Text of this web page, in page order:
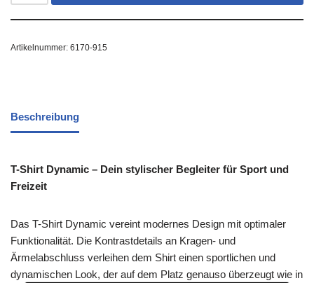
Artikelnummer: 6170-915
Beschreibung
T-Shirt Dynamic – Dein stylischer Begleiter für Sport und
Freizeit
Das T-Shirt Dynamic vereint modernes Design mit optimaler
Funktionalität. Die Kontrastdetails an Kragen- und
Ärmelabschluss verleihen dem Shirt einen sportlichen und
dynamischen Look, der auf dem Platz genauso überzeugt wie in